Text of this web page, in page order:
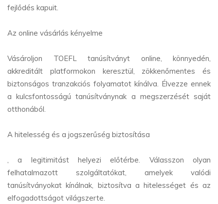
fejlődés kapuit.
Az online vásárlás kényelme
Vásároljon TOEFL tanúsítványt online, könnyedén,
akkreditált platformokon keresztül, zökkenőmentes és
biztonságos tranzakciós folyamatot kínálva. Élvezze ennek
a kulcsfontosságú tanúsítványnak a megszerzését saját
otthonából.
A hitelesség és a jogszerűség biztosítása
, a legitimitást helyezi előtérbe. Válasszon olyan
felhatalmazott szolgáltatókat, amelyek valódi
tanúsítványokat kínálnak, biztosítva a hitelességet és az
elfogadottságot világszerte.